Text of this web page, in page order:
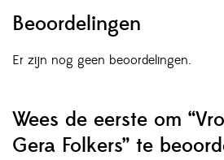
Beoordelingen
Er zijn nog geen beoordelingen.
Wees de eerste om
Gera Folkers” te